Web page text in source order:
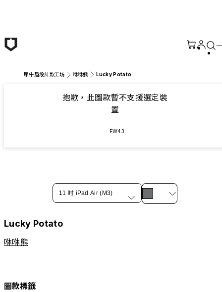
犀牛盾設計款工坊 咻咻熊 Lucky Potato
抱歉，此圖款暫不支援選定裝
置
FW43
11 吋 iPad Air (M3)
Lucky Potato
咻咻熊
圖款標籤